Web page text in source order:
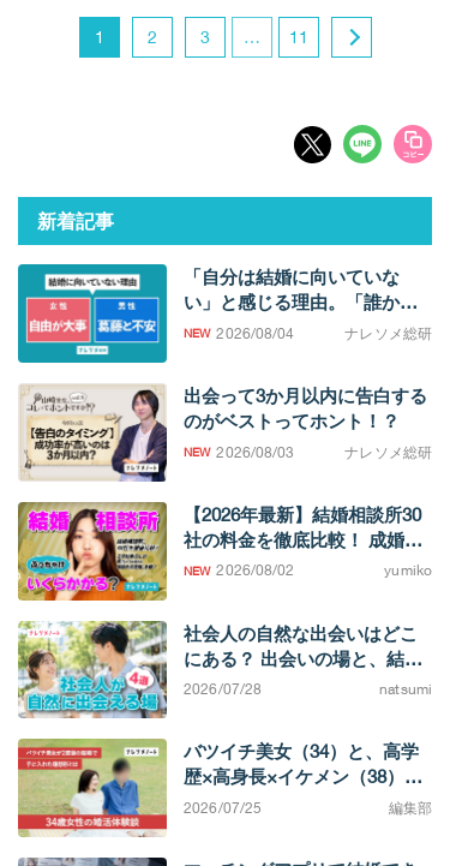
1 2 3 … 11
新着記事
「自分は結婚に向いていな
い」と感じる理由。「誰かと
過ごしたい欲求」の強さに男
2026/08/04 ナレソメ総研
出会って3か月以内に告白する
のがベストってホント！？
2026/08/03 ナレソメ総研
【2026年最新】結婚相談所30
社の料金を徹底比較！ 成婚す
るまでの費用相場がわかりま
2026/08/02 yumiko
社会人の自然な出会いはどこ
にある？ 出会いの場と、結婚
を考えたときの選択肢
2026/07/28 natsumi
バツイチ美女（34）と、高学
歴×高身長×イケメン（38）カ
ップル。「相手によってこん
2026/07/25 編集部